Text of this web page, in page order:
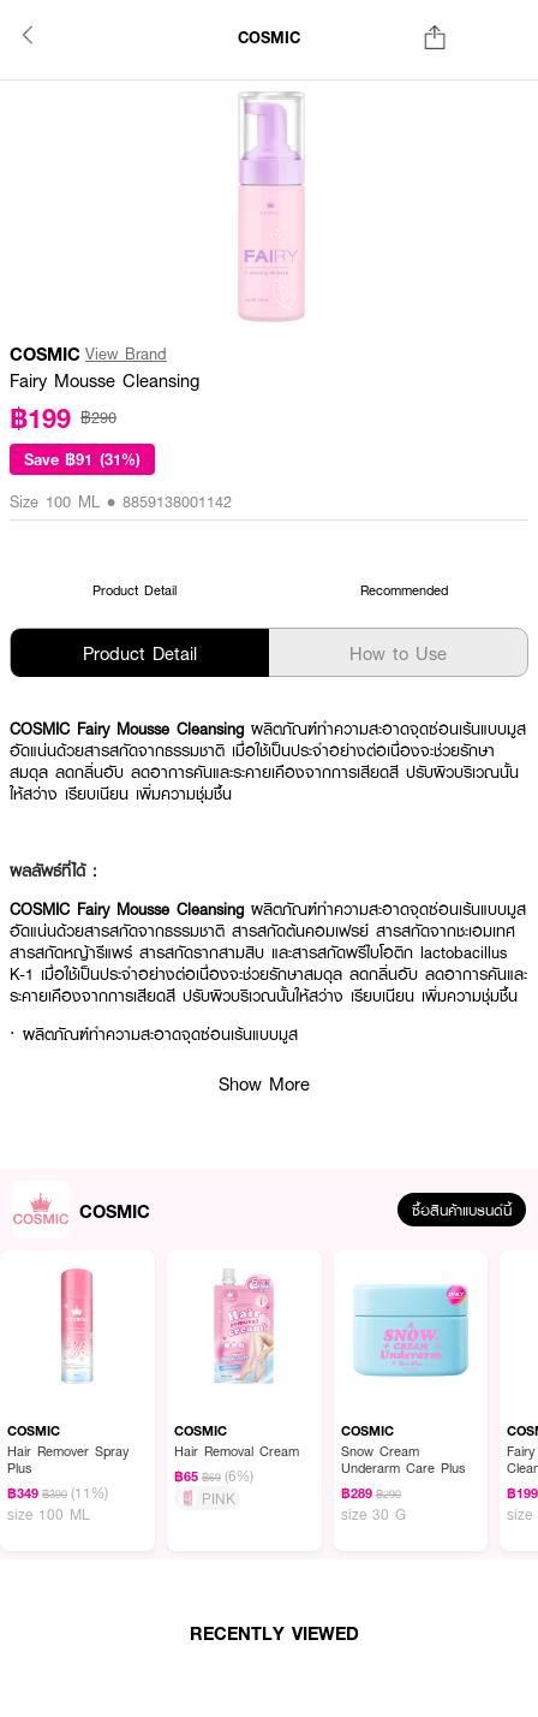
COSMIC
COSMIC View Brand
Fairy Mousse Cleansing
฿199 ฿290
Save ฿91 (31%)
Size 100 ML • 8859138001142
Product Detail Recommended
Product Detail How to Use
COSMIC Fairy Mousse Cleansing ผลิตภัณฑ์ทำความสะอาดจุดซ่อนเร้นแบบมูส
อัดแน่นด้วยสารสกัดจากธรรมชาติ เมื่อใช้เป็นประจำอย่างต่อเนื่องจะช่วยรักษา
สมดุล ลดกลิ่นอับ ลดอาการคันและระคายเคืองจากการเสียดสี ปรับผิวบริเวณนั้น
ให้สว่าง เรียบเนียน เพิ่มความชุ่มชื้น
ผลลัพธ์ที่ได้ :
COSMIC Fairy Mousse Cleansing ผลิตภัณฑ์ทำความสะอาดจุดซ่อนเร้นแบบมูส
อัดแน่นด้วยสารสกัดจากธรรมชาติ สารสกัดต้นคอมเฟรย์ สารสกัดจากชะเอมเทศ
สารสกัดหญ้ารีแพร์ สารสกัดรากสามสิบ และสารสกัดพรีไบโอติก lactobacillus
K-1 เมื่อใช้เป็นประจำอย่างต่อเนื่องจะช่วยรักษาสมดุล ลดกลิ่นอับ ลดอาการคันและ
ระคายเคืองจากการเสียดสี ปรับผิวบริเวณนั้นให้สว่าง เรียบเนียน เพิ่มความชุ่มชื้น
· ผลิตภัณฑ์ทำความสะอาดจุดซ่อนเร้นแบบมูส
· เมื่อใช้เป็นประจำอย่างต่อเนื่องจะช่วยรักษาสมดุล
How To Use :
ปั๊มมูส 1-2 ปั๊ม ทำความสะอาดบริเวณจุดซ้อนเร้นเป็นประจำ แล้วล้างออกด้วยน้ำ
Show More
COSMIC ซื้อสินค้าแบรนด์นี้
COSMIC
Hair Remover Spray
Plus
฿349 ฿390 (11%)
size 100 ML
COSMIC
Hair Removal Cream
฿65 ฿69 (6%)
PINK
COSMIC
Snow Cream
Underarm Care Plus
฿289 ฿290
size 30 G
฿199
size
RECENTLY VIEWED